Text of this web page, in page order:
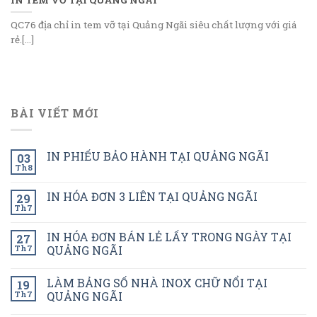
QC76 địa chỉ in tem vỡ tại Quảng Ngãi siêu chất lượng với giá
rẻ.[...]
BÀI VIẾT MỚI
03
Th8
IN PHIẾU BẢO HÀNH TẠI QUẢNG NGÃI
29
Th7
IN HÓA ĐƠN 3 LIÊN TẠI QUẢNG NGÃI
27
Th7
IN HÓA ĐƠN BÁN LẺ LẤY TRONG NGÀY TẠI
QUẢNG NGÃI
19
Th7
LÀM BẢNG SỐ NHÀ INOX CHỮ NỔI TẠI
QUẢNG NGÃI